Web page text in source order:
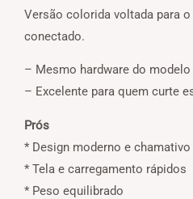
Versão colorida voltada para
conectado.
– Mesmo hardware do
– Excelente para quem curte
Prós
* Design moderno e chamativo
* Tela e carregamento rápidos
* Peso equilibrado